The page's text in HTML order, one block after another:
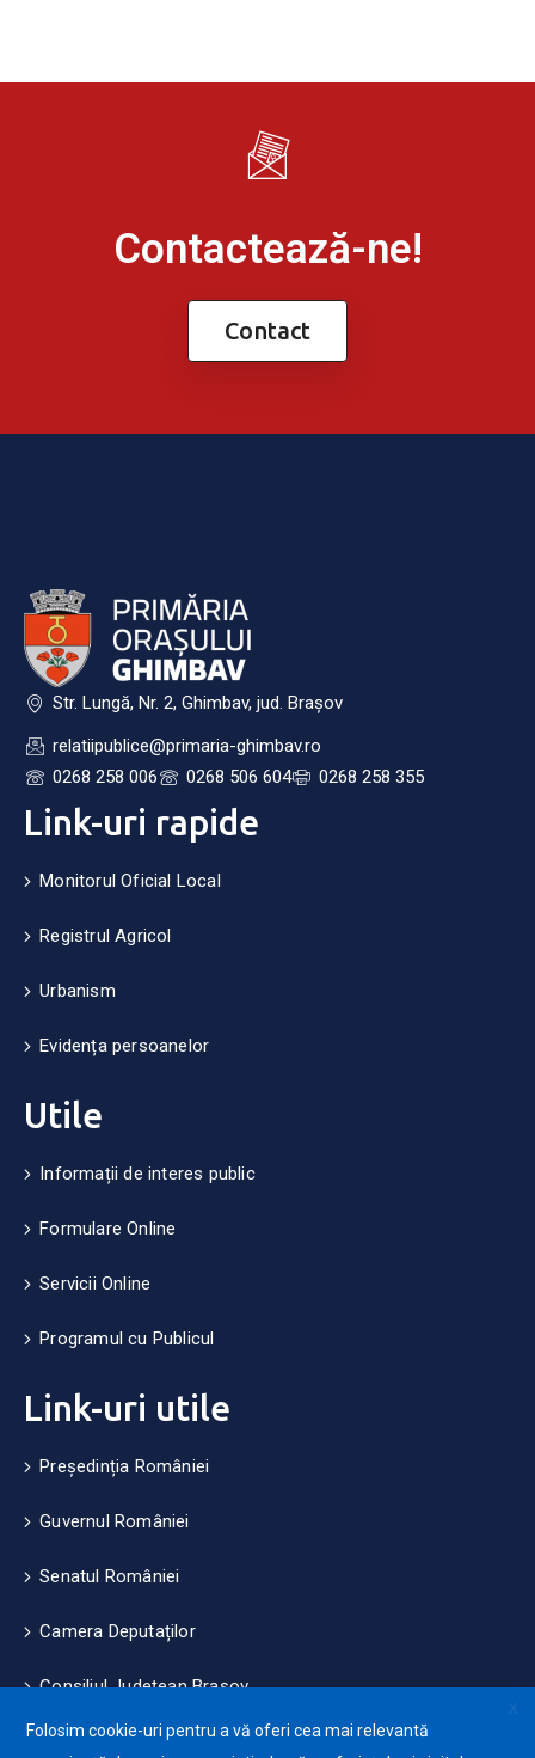
Contactează-ne!
Contact
Str. Lungă, Nr. 2, Ghimbav, jud. Brașov
relatiipublice@primaria-ghimbav.ro
0268 258 006
0268 506 604 0268 258 355
Link-uri rapide
Monitorul Oficial Local
Registrul Agricol
Urbanism
Evidența persoanelor
Utile
Informații de interes public
Formulare Online
Servicii Online
Programul cu Publicul
Link-uri utile
Președinția României
Guvernul României
Senatul României
Camera Deputaților
Consiliul Județean Brașov
Măsuri de mediu și climă
X
Folosim cookie-uri pentru a vă oferi cea mai relevantă